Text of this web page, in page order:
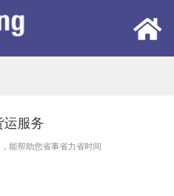
运服务
能帮助您省事省力省时间